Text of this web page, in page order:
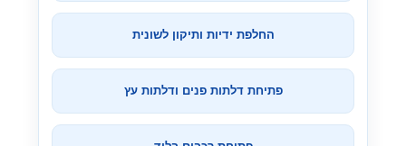
החלפת ידיות ותיקון לשונית
פתיחת דלתות פנים ודלתות עץ